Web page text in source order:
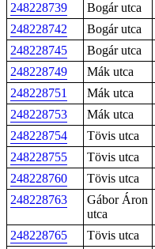
248228739
Bogár utca
248228742
Bogár utca
248228745
Bogár utca
248228749
Mák utca
248228751
Mák utca
248228753
Mák utca
248228754
Tövis utca
248228755
Tövis utca
248228760
Tövis utca
248228763
Gábor Áron
utca
248228765 Tövis utca